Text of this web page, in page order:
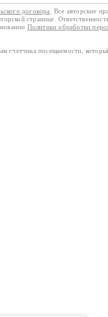
договора
. Все авторские
странице.
Политики обработки
счетчика посещаемости,